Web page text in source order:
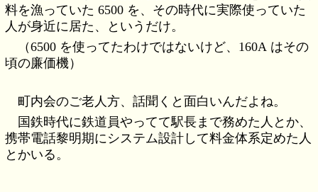
料を漁っていた 6500 を、その時代に実際使っていた
人が身近に居た、というだけ。
（6500 を使ってたわけではないけど、160A はその
頃の廉価機）
町内会のご老人方、話聞くと面白いんだよね。
国鉄時代に鉄道員やってて駅長まで務めた人とか、
携帯電話黎明期にシステム設計して料金体系定めた人
とかいる。